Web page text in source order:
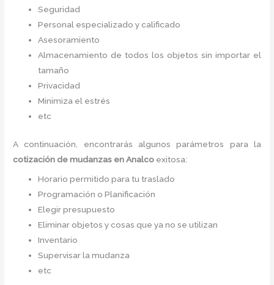
Seguridad
Personal especializado y calificado
Asesoramiento
Almacenamiento de todos los objetos sin importar el
tamaño
Privacidad
Minimiza el estrés
etc
A continuación, encontrarás algunos parámetros para la
cotización de mudanzas en Analco exitosa:
Horario permitido para tu traslado
Programación o Planificación
Elegir presupuesto
Eliminar objetos y cosas que ya no se utilizan
Inventario
Supervisar la mudanza
etc